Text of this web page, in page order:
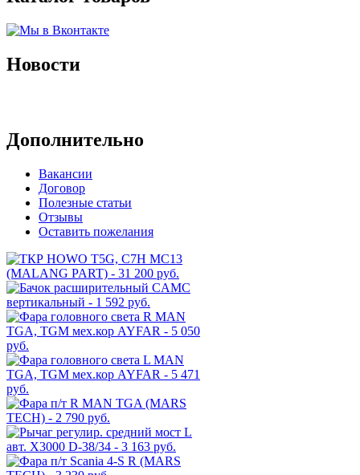
Новости
Дополнительно
Вакансии
Договор
Полезные статьи
Отзывы
Оставить пожелания